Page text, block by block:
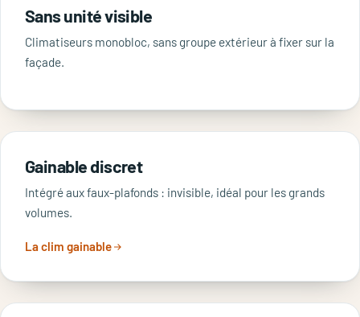
Sans unité visible
Climatiseurs monobloc, sans groupe extérieur à fixer sur la
façade.
Gainable discret
Intégré aux faux-plafonds : invisible, idéal pour les grands
volumes.
La clim gainable